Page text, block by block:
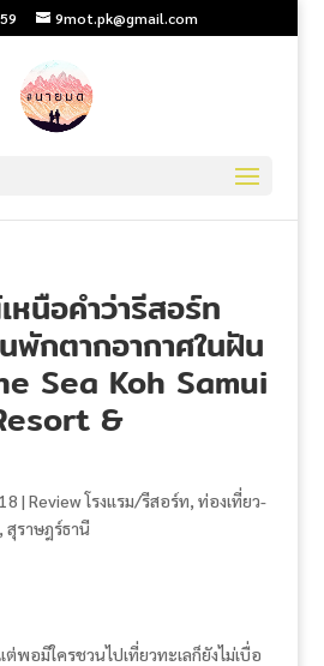
9mot.pk@gmail.com
นือคำว่ารีสอร์ท
พักตากอากาศในฝัน
Sea Koh Samui
&
| Review โรงแรม/รีสอร์ท, ท่องเที่ยว-
, สุราษฎร์ธานี
พอมีใครชวนไปเที่ยวทะเลก็ยังไม่เบื่อ